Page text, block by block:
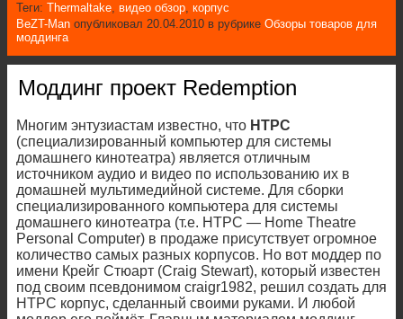
Теги: Thermaltake, видео обзор, корпус
BeZT-Man опубликовал 20.04.2010 в рубрике Обзоры товаров для
моддинга
Моддинг проект Redemption
Многим энтузиастам известно, что HTPC
(специализированный компьютер для системы
домашнего кинотеатра) является отличным
источником аудио и видео по использованию их в
домашней мультимедийной системе. Для сборки
специализированного компьютера для системы
домашнего кинотеатра (т.е. HTPC — Home Theatre
Personal Computer) в продаже присутствует огромное
количество самых разных корпусов. Но вот моддер по
имени Крейг Стюарт (Craig Stewart), который известен
под своим псевдонимом craigr1982, решил создать для
HTPC корпус, сделанный своими руками. И любой